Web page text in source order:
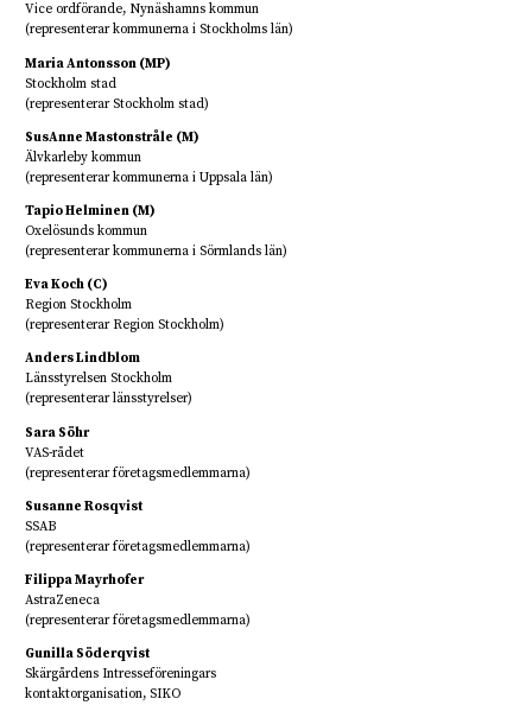
Vice ordförande, Nynäshamns kommun
(representerar kommunerna i Stockholms län)
Maria Antonsson (MP)
Stockholm stad
(representerar Stockholm stad)
SusAnne Mastonstråle (M)
Älvkarleby kommun
(representerar kommunerna i Uppsala län)
Tapio Helminen (M)
Oxelösunds kommun
(representerar kommunerna i Sörmlands län)
Eva Koch (C)
Region Stockholm
(representerar Region Stockholm)
Anders Lindblom
Länsstyrelsen Stockholm
(representerar länsstyrelser)
Sara Söhr
VAS-rådet
(representerar företagsmedlemmarna)
Susanne Rosqvist
SSAB
(representerar företagsmedlemmarna)
Filippa Mayrhofer
AstraZeneca
(representerar företagsmedlemmarna)
Gunilla Söderqvist
Skärgårdens Intresseföreningars
kontaktorganisation, SIKO